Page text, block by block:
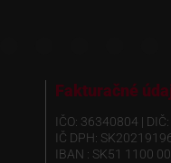
Fakturačné
IČO: 36340804 |
IČ DPH:
IBAN : SK51 1100